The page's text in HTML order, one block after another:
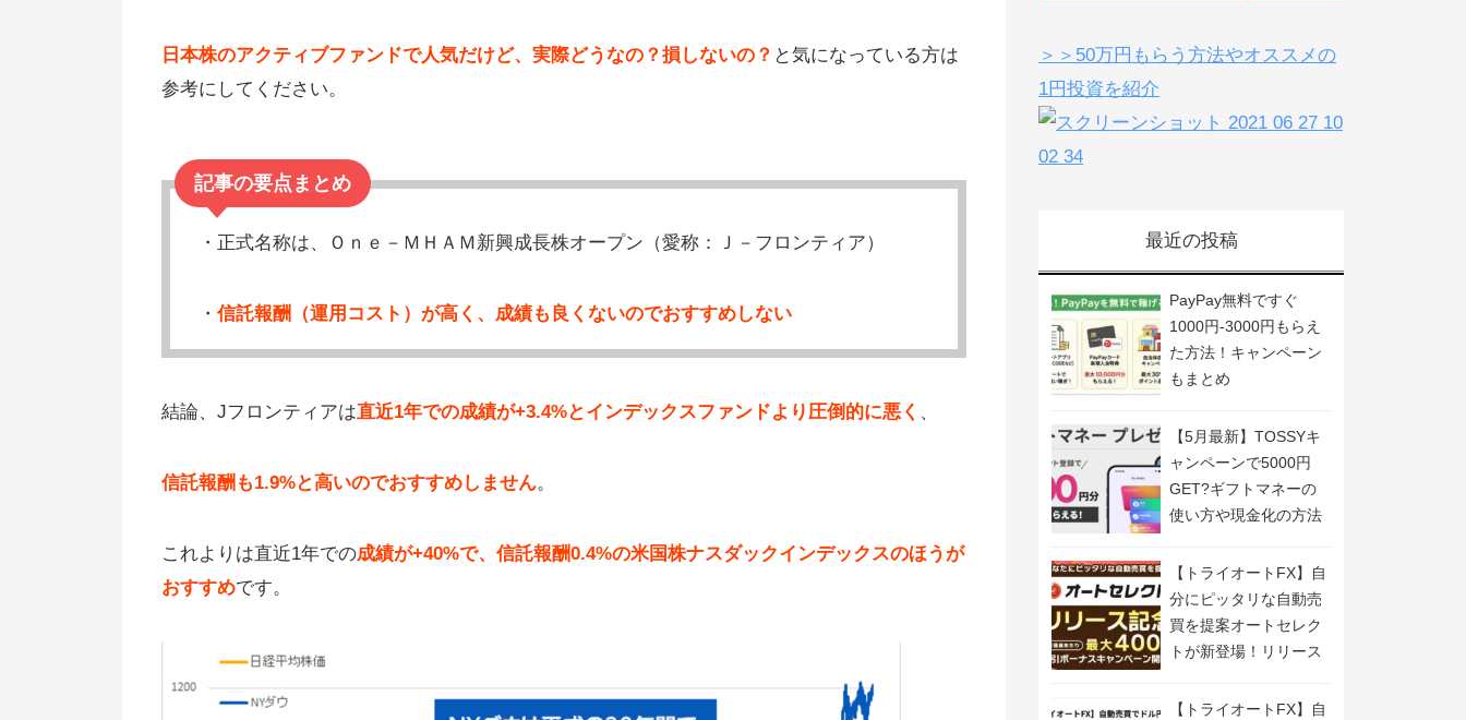
日本株のアクティブファンドで人気だけど、実際どうなの？損しないの？ と気になっている方は
参考にしてください。
記事の要点まとめ
・正式名称は、Ｏｎｅ－ＭＨＡＭ新興成長株オープン（愛称：Ｊ－フロンティア）
・ 信託報酬（運用コスト）が高く、成績も良くないのでおすすめしない
結論、Jフロンティアは直近1年での成績が+3.4%とインデックスファンドより圧倒的に悪く 、
信託報酬も1.9%と高いのでおすすめしません。
これよりは直近1年での成績が+40%で、信託報酬0.4%の米国株ナスダックインデックスのほうが
おすすめです。
＞＞50万円もらう方法やオススメの
1円投資を紹介
最近の投稿
PayPay無料ですぐ
1000円-3000円もらえ
た方法！キャンペーン
もまとめ
【5月最新】TOSSYキ
ャンペーンで5000円
GET?ギフトマネーの
使い方や現金化の方法
【トライオートFX】自
分にピッタリな自動売
買を提案オートセレク
トが新登場！リリース
催！
【トライオートFX】自